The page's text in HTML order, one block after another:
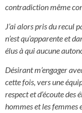
contradiction même
J’ai alors pris du recul
n’est qu’apparente et
élus à qui aucune
Désirant m’engager
cette fois, vers une
respect et d’écoute des
hommes et les femmes